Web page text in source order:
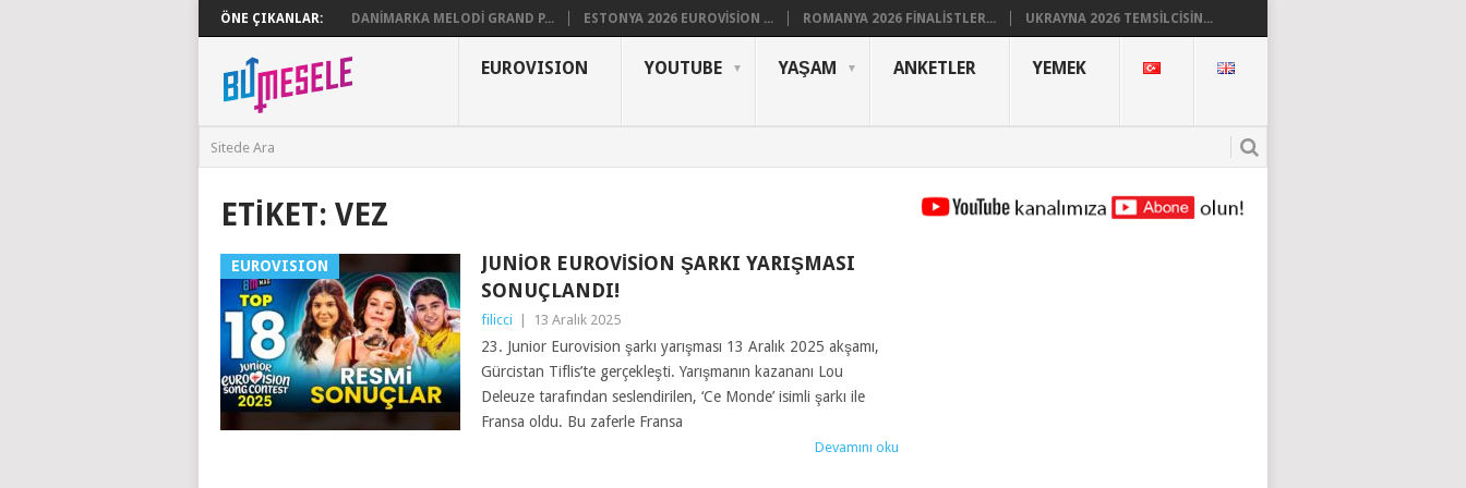
ÖNE ÇIKANLAR: DANIMARKA MELODI GRAND P... ESTONYA 2026 EUROVISION ... ROMANYA 2026 FINALISTLER... UKRAYNA 2026 TEMSILCISIN...
EUROVISION YOUTUBE YAŞAM ANKETLER YEMEK
ETIKET: VEZ
EUROVISION
JUNIOR EUROVISION ŞARKI YARIŞMASI
SONUÇLANDI!
filicci 13 Aralık 2025
23. Junior Eurovision şarkı yarışması 13 Aralık 2025 akşamı,
Gürcistan Tiflis’te gerçekleşti. Yarışmanın kazananı Lou
Deleuze tarafından seslendirilen, ‘Ce Monde’ isimli şarkı ile
Fransa oldu. Bu zaferle Fransa
Devamını oku